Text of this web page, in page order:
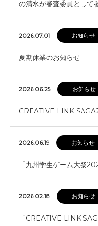
の清水が審査委員として
2026.07.01 お知らせ
夏期休業のお知らせ
2026.06.25 お知らせ
CREATIVE LINK
2026.06.19 お知らせ
「九州学生ゲーム大祭
2026.02.18 お知らせ
「CREATIVE LINK